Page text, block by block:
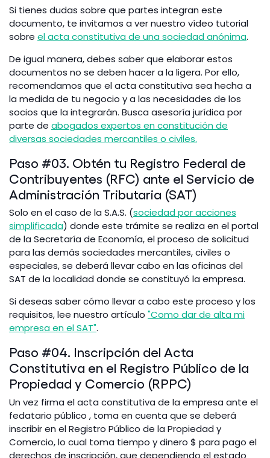
Si tienes dudas sobre que partes integran este
documento, te invitamos a ver nuestro vídeo tutorial
sobre el acta constitutiva de una sociedad anónima.
De igual manera, debes saber que elaborar estos
documentos no se deben hacer a la ligera. Por ello,
recomendamos que el acta constitutiva sea hecha a
la medida de tu negocio y a las necesidades de los
socios que la integrarán. Busca asesoría jurídica por
parte de abogados expertos en constitución de
diversas sociedades mercantiles o civiles.
Paso #03. Obtén tu Registro Federal de
Contribuyentes (RFC) ante el Servicio de
Administración Tributaria (SAT)
Solo en el caso de la S.A.S. (sociedad por acciones
simplificada) donde este trámite se realiza en el portal
de la Secretaría de Economía, el proceso de solicitud
para las demás sociedades mercantiles, civiles o
especiales, se deberá llevar cabo en las oficinas del
SAT de la localidad donde se constituyó la empresa.
Si deseas saber cómo llevar a cabo este proceso y los
requisitos, lee nuestro artículo "Como dar de alta mi
empresa en el SAT".
Paso #04. Inscripción del Acta
Constitutiva en el Registro Público de la
Propiedad y Comercio (RPPC)
Un vez firma el acta constitutiva de la empresa ante el
fedatario público , toma en cuenta que se deberá
inscribir en el Registro Público de la Propiedad y
Comercio, lo cual toma tiempo y dinero $ para pago el
derechos de inscripción, que dependiendo el estado